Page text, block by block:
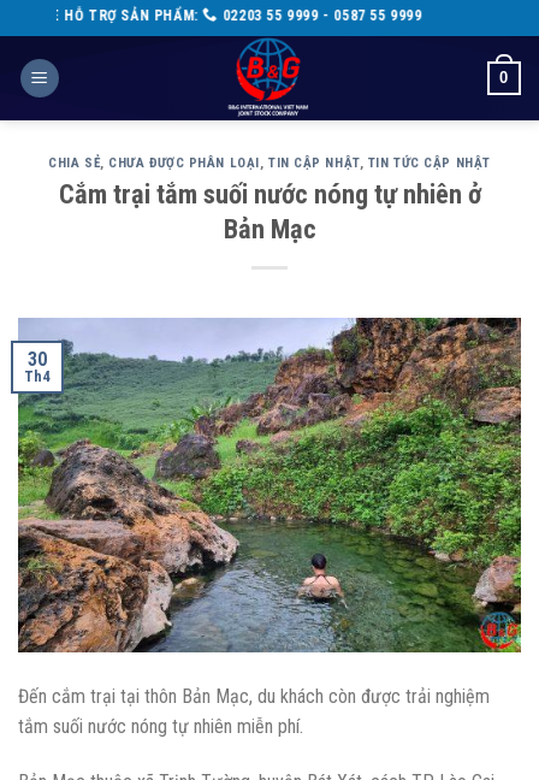
to
content
SẢN PHẨM: 02203 55 9999 - 0587 55 9999
0
CHIA SẺ, CHƯA ĐƯỢC PHÂN LOẠI, TIN CẬP NHẬT, TIN TỨC CẬP NHẬT
Cắm trại tắm suối nước nóng tự nhiên ở
Bản Mạc
30
Th4
Đến cắm trại tại thôn Bản Mạc, du khách còn được trải nghiệm
tắm suối nước nóng tự nhiên miễn phí.